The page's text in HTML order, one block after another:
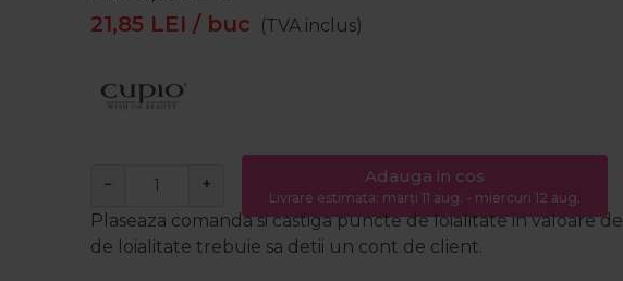
21,85 LEI / buc (TVA inclus)
− + Adauga in cos
Livrare estimata: marți 11 aug. - miercuri 12 aug.
Plaseaza comanda si castiga puncte de loialitate in valoare de
de loialitate trebuie sa detii un cont de client.